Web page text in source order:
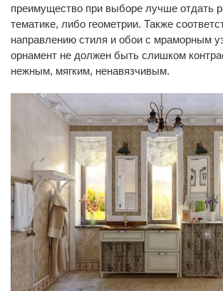
преимущество при выборе лучше отдать
тематике, либо геометрии. Также
направлению стиля и обои с мраморным
орнамент не должен быть слишком
нежным, мягким, ненавязчивым.